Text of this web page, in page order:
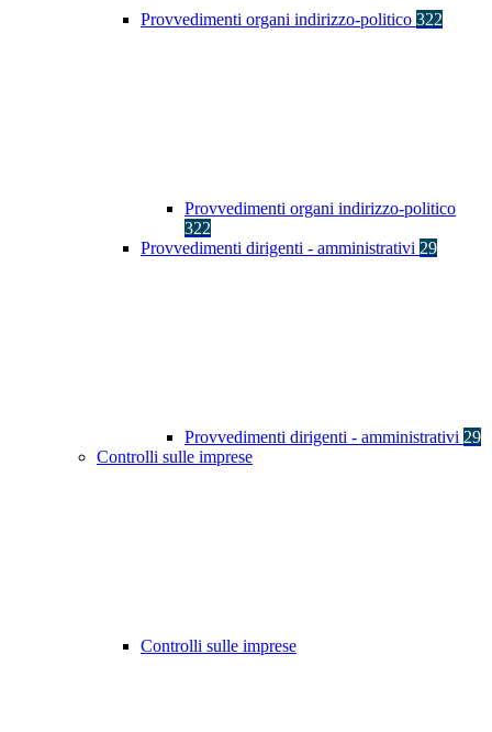
Provvedimenti organi indirizzo-politico 322
Provvedimenti organi indirizzo-politico
322
Provvedimenti dirigenti - amministrativi 29
Provvedimenti dirigenti - amministrativi 29
Controlli sulle imprese
Controlli sulle imprese